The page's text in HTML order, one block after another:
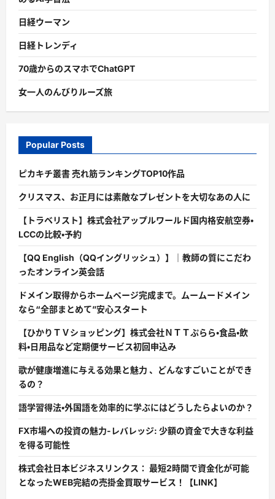
日経ウーマン
日経トレンディ
70歳からのスマホでChatGPT
女一人のんびりルーズ旅
Popular Posts
ピカキチ叢書 売れ筋ランキングTOP10作品
クリスマス、お正月には素敵なプレゼントを大切なあの人に
【トラベリスト】株式会社アップルワールド国内格安航空券・
LCCの比較・予約
【QQ English（QQイングリッシュ）】｜教師の質にこだわ
ったオンライン英会話
ドメイン取得からホームページ完成まで。ムームードメイン
なら“全部まとめて”安心スタート
【ひかりＴＶショッピング】株式会社ＮＴＴぷらら・食品・飲
料・日用品など定期便サービス初回申込み
歌が健康増進に与える効果と魅力 、どんなすごいことができ
るの？
語学習得法・外国語を効率的に学ぶにはどうしたらよいのか？
FX市場への投資の魅力-レバレッジ: 少額の資金で大きな利益
を得る可能性
株式会社日本ビジネスリンクス： 最短2時間で資金化が可能
となったWEB完結の売掛金買取サービス！【LINK】